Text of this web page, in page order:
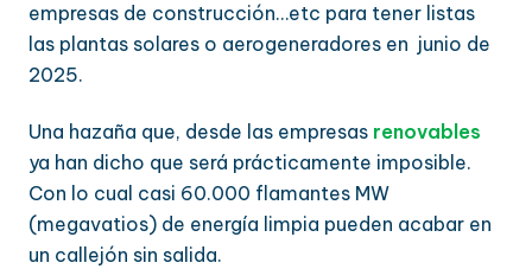
empresas de construcción…etc para tener listas
las plantas solares o aerogeneradores en junio de
2025.
Una hazaña que, desde las empresas renovables
ya han dicho que será prácticamente imposible.
Con lo cual casi 60.000 flamantes MW
(megavatios) de energía limpia pueden acabar en
un callejón sin salida.